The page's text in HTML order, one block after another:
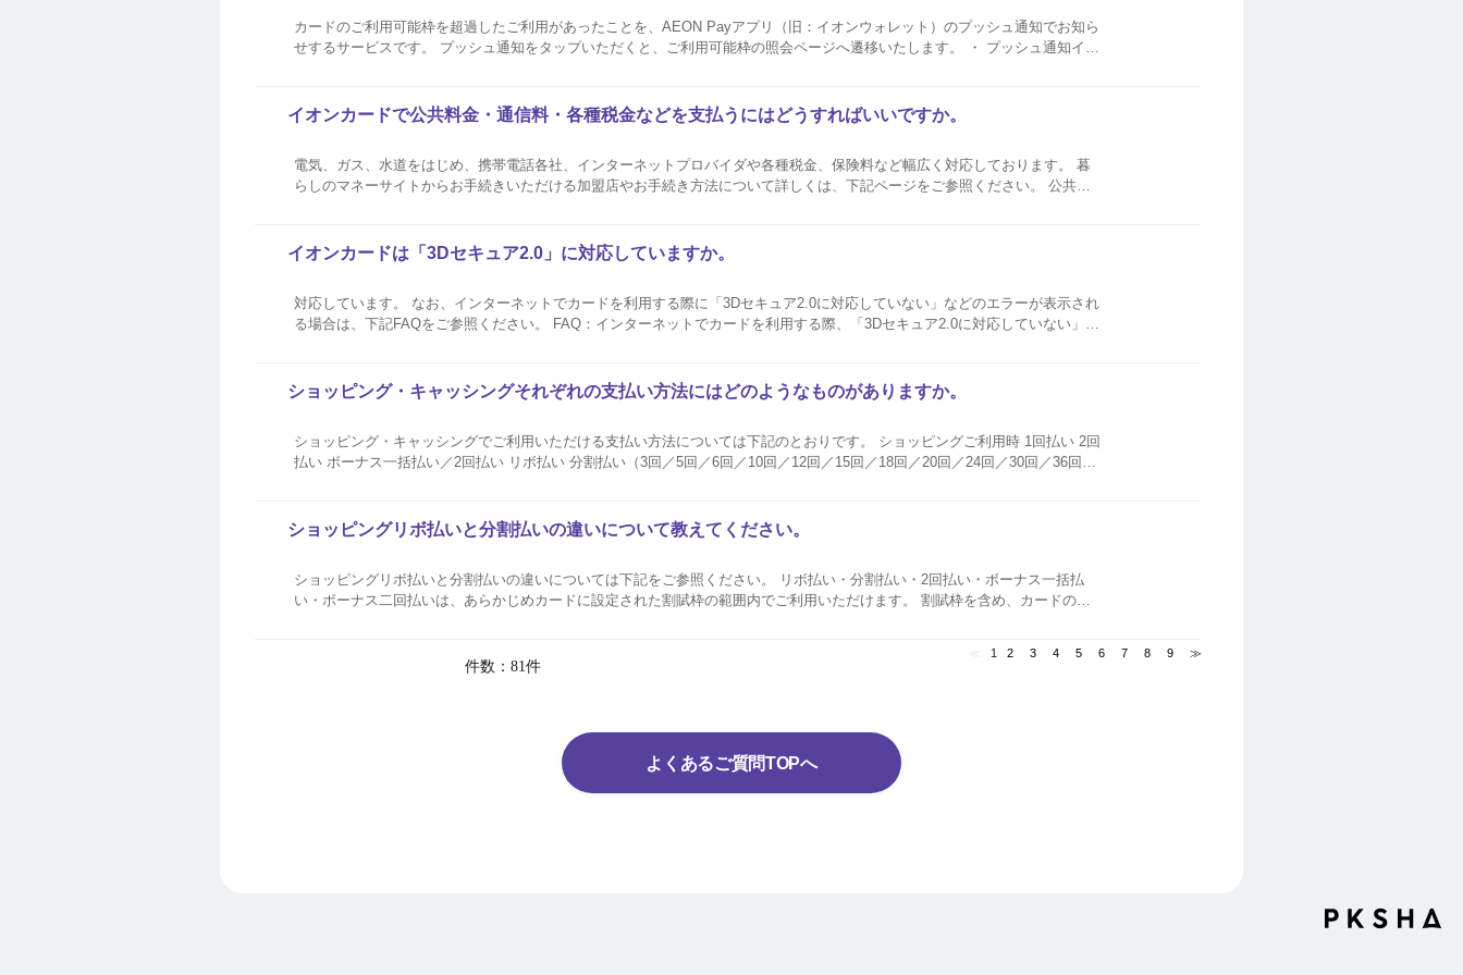
カードのご利用可能枠を超過したご利用があったことを、AEON Payアプリ（旧：イオンウォレット）のプッシュ通知でお知ら
せするサービスです。 プッシュ通知をタップいただくと、ご利用可能枠の照会ページへ遷移いたします。 ・ プッシュ通知イメ
イオンカードで公共料金・通信料・各種税金などを支払うにはどうすればいいですか。
電気、ガス、水道をはじめ、携帯電話各社、インターネットプロバイダや各種税金、保険料など幅広く対応しております。 暮
らしのマネーサイトからお手続きいただける加盟店やお手続き方法について詳しくは、下記ページをご参照ください。 公共料
イオンカードは「3Dセキュア2.0」に対応していますか。
対応しています。 なお、インターネットでカードを利用する際に「3Dセキュア2.0に対応していない」などのエラーが表示され
る場合は、下記FAQをご参照ください。 FAQ：インターネットでカードを利用する際、「3Dセキュア2.0に対応していない」や
ショッピング・キャッシングそれぞれの支払い方法にはどのようなものがありますか。
ショッピング・キャッシングでご利用いただける支払い方法については下記のとおりです。 ショッピングご利用時 1回払い 2回
払い ボーナス一括払い／2回払い リボ払い 分割払い（3回／5回／6回／10回／12回／15回／18回／20回／24回／30回／36回／
ショッピングリボ払いと分割払いの違いについて教えてください。
ショッピングリボ払いと分割払いの違いについては下記をご参照ください。 リボ払い・分割払い・2回払い・ボーナス一括払
い・ボーナス二回払いは、あらかじめカードに設定された割賦枠の範囲内でご利用いただけます。 割賦枠を含め、カードのご
件数：81件
1 2 3 4 5 6 7 8 9 ≫
よくあるご質問TOPへ